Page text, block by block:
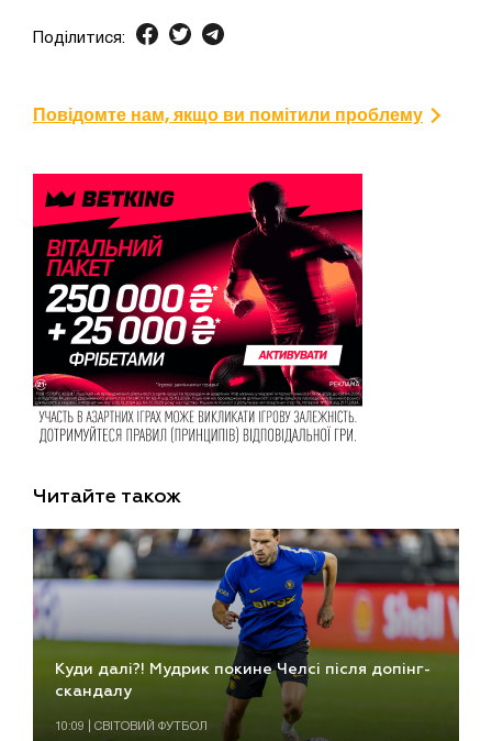
Поділитися:
Повідомте нам, якщо ви помітили проблему
Читайте також
Куди далі?! Мудрик покине Челсі після допінг-
скандалу
10:09 | СВІТОВИЙ ФУТБОЛ